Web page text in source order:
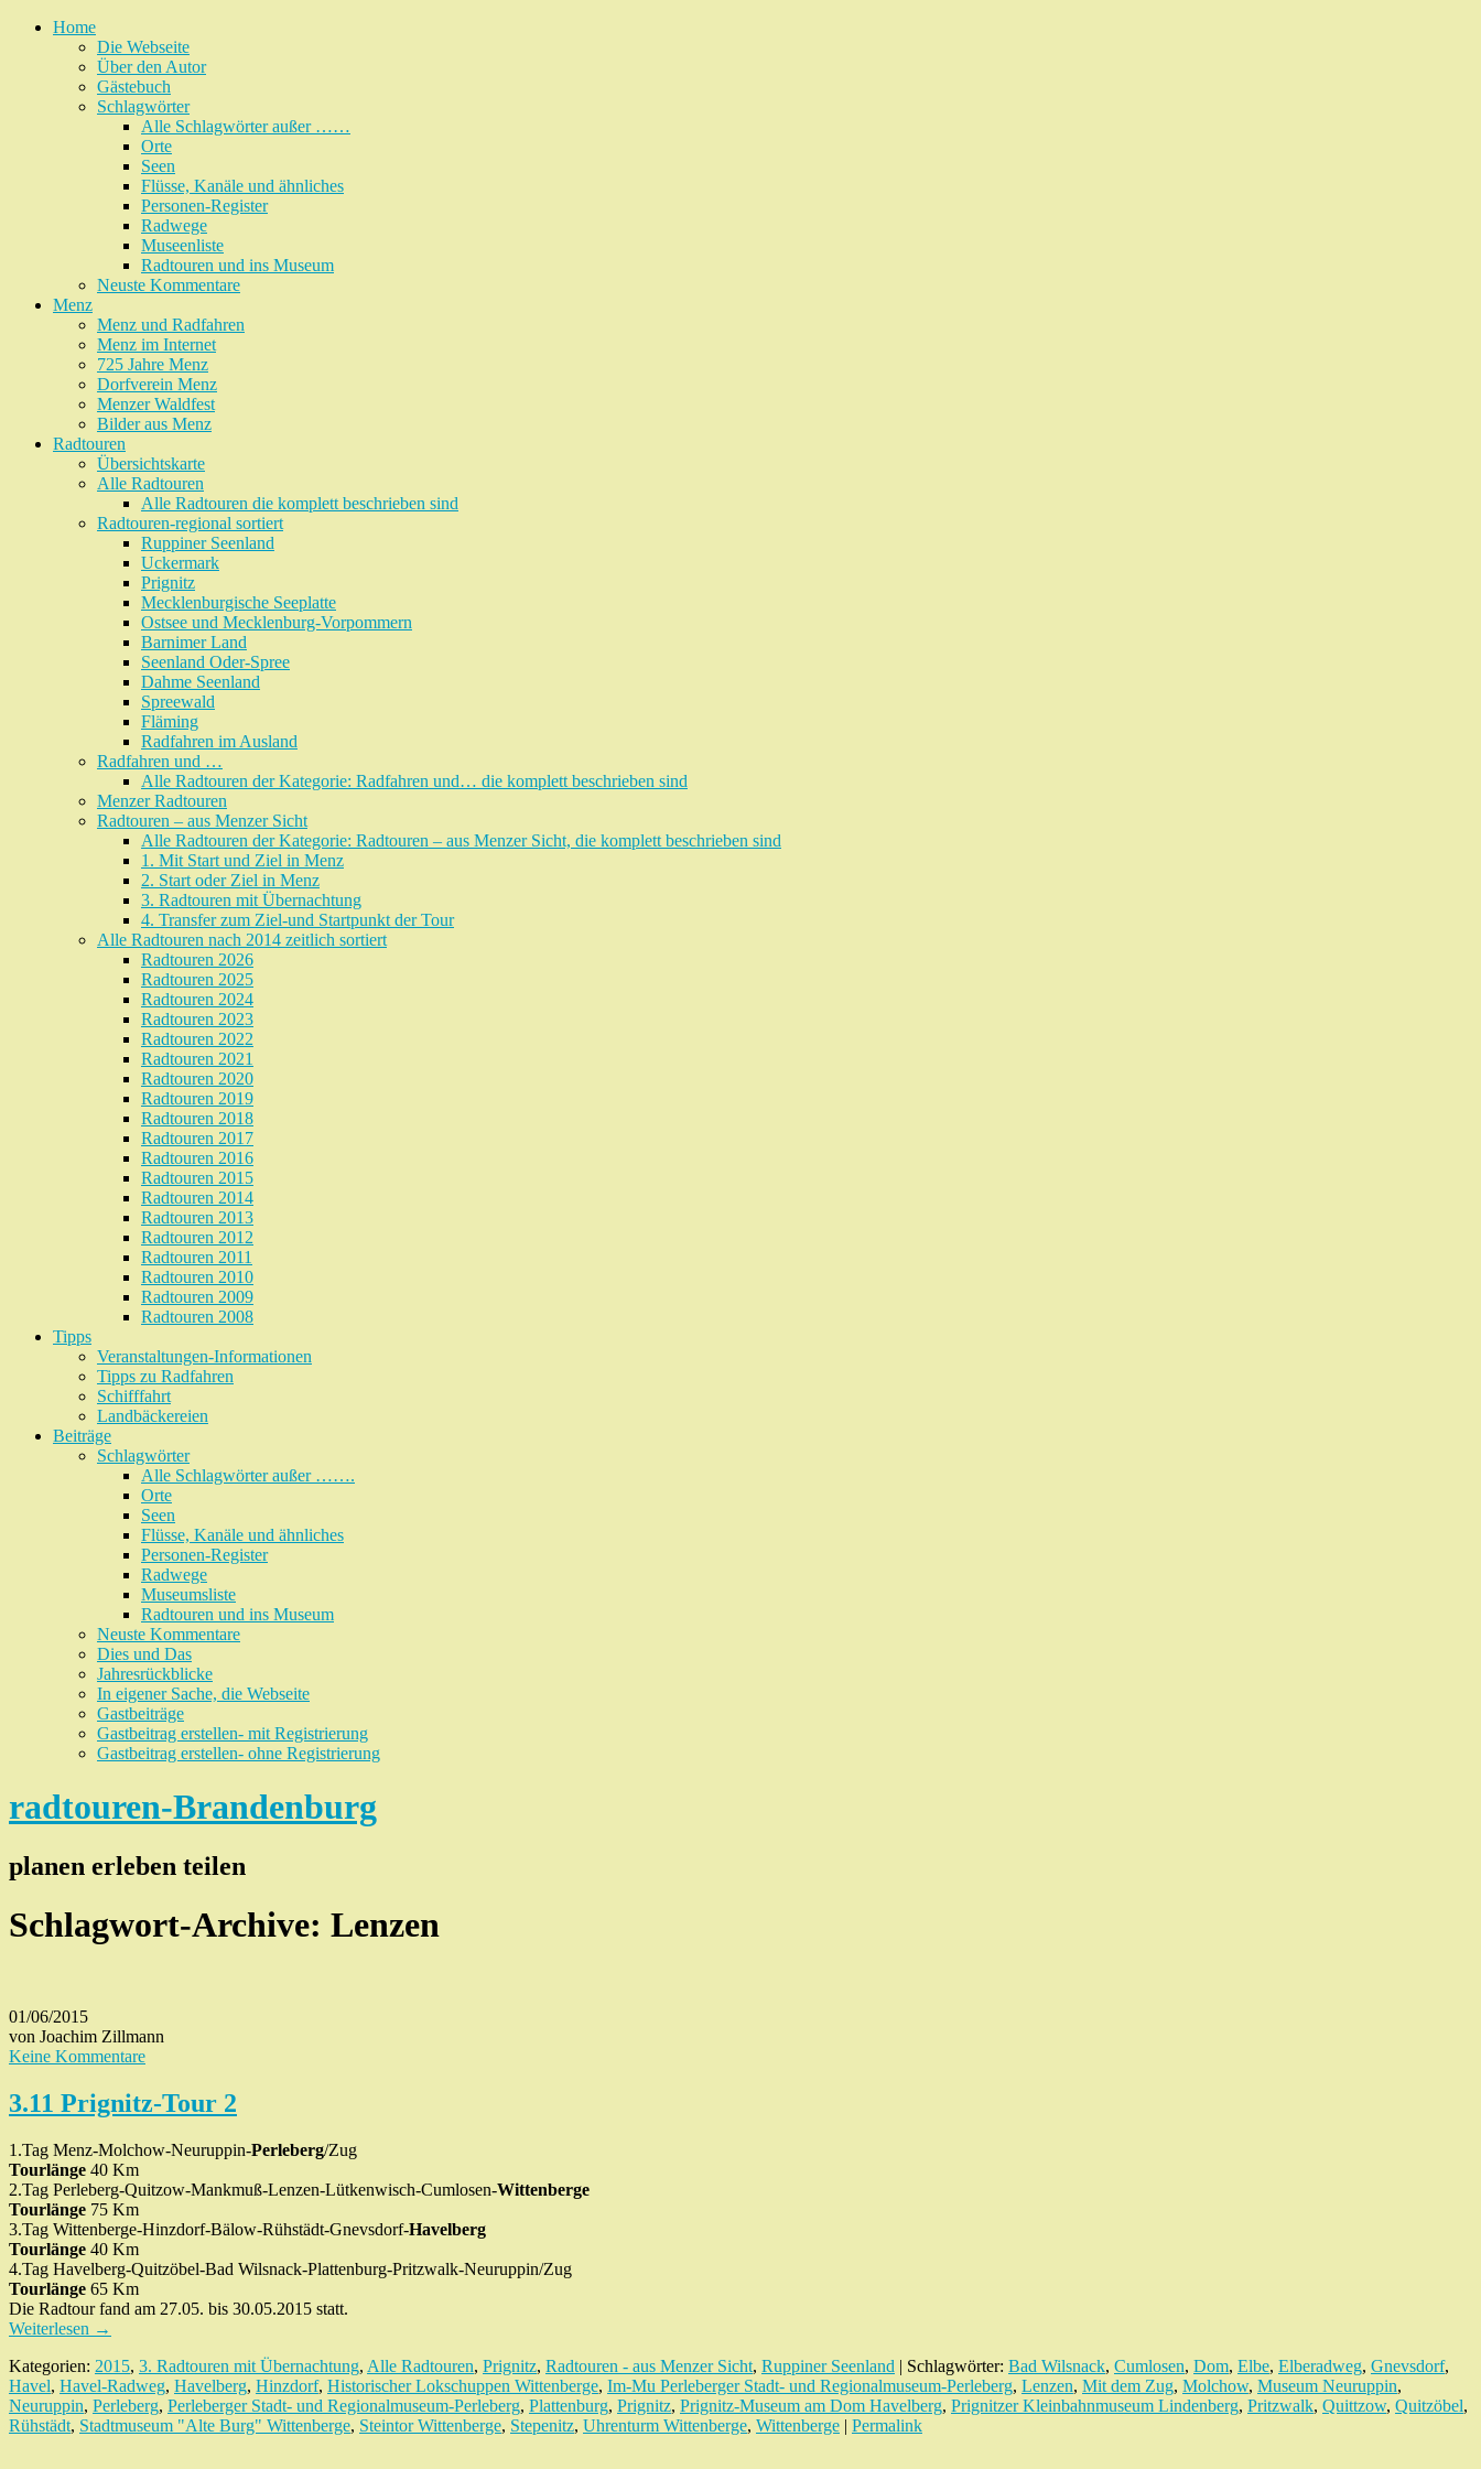
Home
Die Webseite
Über den Autor
Gästebuch
Schlagwörter
Alle Schlagwörter außer ……
Orte
Seen
Flüsse, Kanäle und ähnliches
Personen-Register
Radwege
Museenliste
Radtouren und ins Museum
Neuste Kommentare
Menz
Menz und Radfahren
Menz im Internet
725 Jahre Menz
Dorfverein Menz
Menzer Waldfest
Bilder aus Menz
Radtouren
Übersichtskarte
Alle Radtouren
Alle Radtouren die komplett beschrieben sind
Radtouren-regional sortiert
Ruppiner Seenland
Uckermark
Prignitz
Mecklenburgische Seeplatte
Ostsee und Mecklenburg-Vorpommern
Barnimer Land
Seenland Oder-Spree
Dahme Seenland
Spreewald
Fläming
Radfahren im Ausland
Radfahren und …
Alle Radtouren der Kategorie: Radfahren und… die komplett beschrieben sind
Menzer Radtouren
Radtouren – aus Menzer Sicht
Alle Radtouren der Kategorie: Radtouren – aus Menzer Sicht, die komplett beschrieben sind
1. Mit Start und Ziel in Menz
2. Start oder Ziel in Menz
3. Radtouren mit Übernachtung
4. Transfer zum Ziel-und Startpunkt der Tour
Alle Radtouren nach 2014 zeitlich sortiert
Radtouren 2026
Radtouren 2025
Radtouren 2024
Radtouren 2023
Radtouren 2022
Radtouren 2021
Radtouren 2020
Radtouren 2019
Radtouren 2018
Radtouren 2017
Radtouren 2016
Radtouren 2015
Radtouren 2014
Radtouren 2013
Radtouren 2012
Radtouren 2011
Radtouren 2010
Radtouren 2009
Radtouren 2008
Tipps
Veranstaltungen-Informationen
Tipps zu Radfahren
Schifffahrt
Landbäckereien
Beiträge
Schlagwörter
Alle Schlagwörter außer …….
Orte
Seen
Flüsse, Kanäle und ähnliches
Personen-Register
Radwege
Museumsliste
Radtouren und ins Museum
Neuste Kommentare
Dies und Das
Jahresrückblicke
In eigener Sache, die Webseite
Gastbeiträge
Gastbeitrag erstellen- mit Registrierung
Gastbeitrag erstellen- ohne Registrierung
radtouren-Brandenburg
planen erleben teilen
Schlagwort-Archive: Lenzen
01/06/2015
von Joachim Zillmann
Keine Kommentare
3.11 Prignitz-Tour 2
1.Tag Menz-Molchow-Neuruppin-Perleberg/Zug
Tourlänge 40 Km
2.Tag Perleberg-Quitzow-Mankmuß-Lenzen-Lütkenwisch-Cumlosen-Wittenberge
Tourlänge 75 Km
3.Tag Wittenberge-Hinzdorf-Bälow-Rühstädt-Gnevsdorf-Havelberg
Tourlänge 40 Km
4.Tag Havelberg-Quitzöbel-Bad Wilsnack-Plattenburg-Pritzwalk-Neuruppin/Zug
Tourlänge 65 Km
Die Radtour fand am 27.05. bis 30.05.2015 statt.
Weiterlesen →
Kategorien: 2015, 3. Radtouren mit Übernachtung, Alle Radtouren, Prignitz, Radtouren - aus Menzer Sicht, Ruppiner Seenland | Schlagwörter: Bad Wilsnack, Cumlosen, Dom, Elbe, Elberadweg, Gnevsdorf,
Havel, Havel-Radweg, Havelberg, Hinzdorf, Historischer Lokschuppen Wittenberge, Im-Mu Perleberger Stadt- und Regionalmuseum-Perleberg, Lenzen, Mit dem Zug, Molchow, Museum Neuruppin,
Neuruppin, Perleberg, Perleberger Stadt- und Regionalmuseum-Perleberg, Plattenburg, Prignitz, Prignitz-Museum am Dom Havelberg, Prignitzer Kleinbahnmuseum Lindenberg, Pritzwalk, Quittzow, Quitzöbel,
Rühstädt, Stadtmuseum "Alte Burg" Wittenberge, Steintor Wittenberge, Stepenitz, Uhrenturm Wittenberge, Wittenberge | Permalink